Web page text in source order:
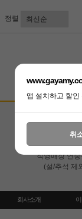
정렬
고객상담
온라인 : 02-
직영매장 : 02-
직영매장 연중
(설/추석 제
회사소개
앱 설치하고 할인
취